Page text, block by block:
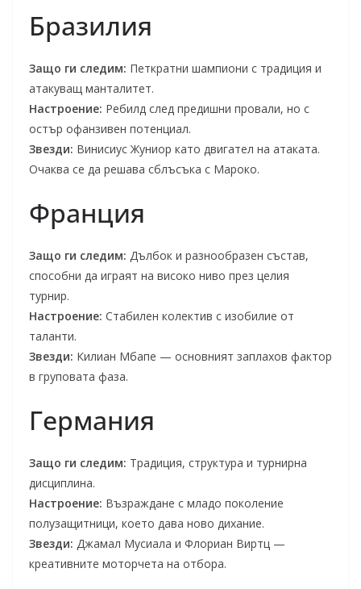
Бразилия
Защо ги следим: Петкратни шампиони с традиция и
атакуващ манталитет.
Настроение: Ребилд след предишни провали, но с
остър офанзивен потенциал.
Звезди: Винисиус Жуниор като двигател на атаката.
Очаква се да решава сблъсъка с Мароко.
Франция
Защо ги следим: Дълбок и разнообразен състав,
способни да играят на високо ниво през целия
турнир.
Настроение: Стабилен колектив с изобилие от
таланти.
Звезди: Килиан Мбапе — основният заплахов фактор
в груповата фаза.
Германия
Защо ги следим: Традиция, структура и турнирна
дисциплина.
Настроение: Възраждане с младо поколение
полузащитници, което дава ново дихание.
Звезди: Джамал Мусиала и Флориан Виртц —
креативните моторчета на отбора.